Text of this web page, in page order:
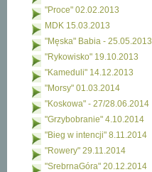
"Proce" 02.02.2013
MDK 15.03.2013
"Męska" Babia - 25.05.2013
"Rykowisko" 19.10.2013
"Kameduli" 14.12.2013
"Morsy" 01.03.2014
"Koskowa" - 27/28.06.2014
"Grzybobranie" 4.10.2014
"Bieg w intencji" 8.11.2014
"Rowery" 29.11.2014
"SrebrnaGóra" 20.12.2014